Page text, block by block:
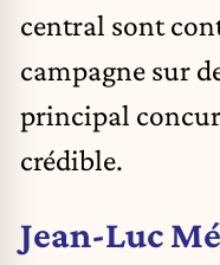
central sont
campagne sur
principal
crédible.
Jean-Luc